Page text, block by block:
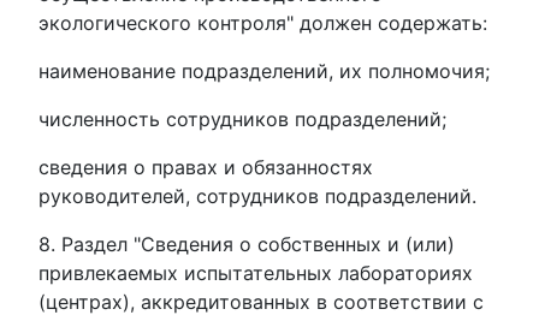
экологического контроля" должен содержать:
наименование подразделений, их полномочия;
численность сотрудников подразделений;
сведения о правах и обязанностях
руководителей, сотрудников подразделений.
8. Раздел "Сведения о собственных и (или)
привлекаемых испытательных лабораториях
(центрах), аккредитованных в соответствии с